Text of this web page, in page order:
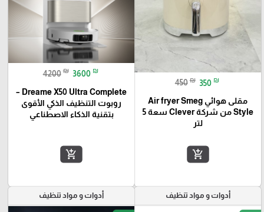
450 ₪ 350 ₪
مقلى هوائي Air fryer Smeg
Style من شركة Clever سعة 5
لتر
add_shopping_cart
4200 ₪ 3600 ₪
Dreame X50 Ultra Complete –
روبوت التنظيف الذكي الأقوى
بتقنية الذكاء الاصطناعي
add_shopping_cart
أدوات و مواد تنظيف أدوات و مواد تنظيف